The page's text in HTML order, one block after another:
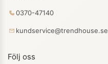
0370-47140
kundservice@trendhouse.se
Följ oss